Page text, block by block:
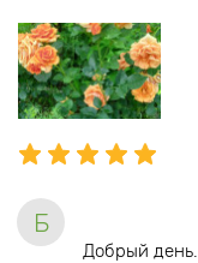
Б
Добрый день.